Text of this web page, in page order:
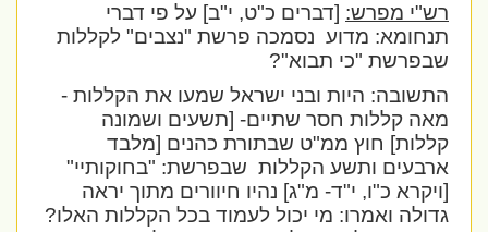
רש"י מפרש:[דברים כ"ט, י"ב] על פי דברי
תנחומא: מדוע נסמכה פרשת "נצבים" לקללות
שבפרשת "כי תבוא"?
התשובה: היות ובני ישראל שמעו את הקללות -
מאה קללות חסר שתיים- [תשעים ושמונה
קללות] חוץ ממ"ט שבתורת כהנים [מלבד
ארבעים ותשע הקללות שבפרשת: "בחוקותיי"
[ויקרא כ"ו, י"ד- מ"ג] נהיו חיוורים מתוך יראה
גדולה ואמרו: מי יכול לעמוד בכל הקללות האלו?